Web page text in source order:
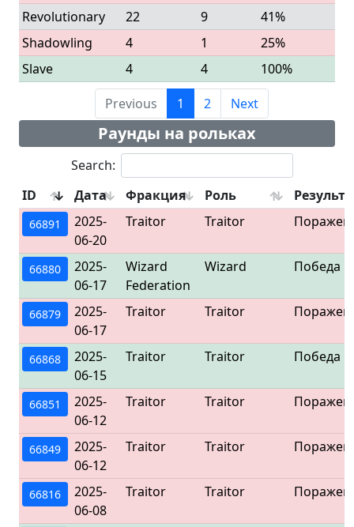
Revolutionary
22 9
41%
Shadowling
4 1
25%
Slave
4 4
100%
Previous
1 2 Next
Раунды на рольках
Search:
ID
Дата Фракция Роль
66891
2025-
06-20
Traitor Traitor
66880
2025-
06-17
Wizard
Federation
Wizard Победа
66879
2025-
06-17
Traitor Traitor
66868
2025-
06-15
Traitor Traitor Победа
66851
2025-
06-12
Traitor Traitor
66849
2025-
06-12
Traitor Traitor
66816
2025-
06-08
Traitor Traitor